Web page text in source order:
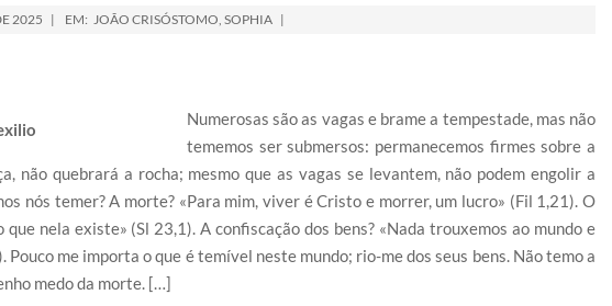
2025 EM: JOÃO CRISÓSTOMO, SOPHIA
Numerosas são as vagas e brame a tempestade, mas não
tememos ser submersos: permanecemos firmes sobre a
não quebrará a rocha; mesmo que as vagas se levantem, não podem engolir a
nós temer? A morte? «Para mim, viver é Cristo e morrer, um lucro» (Fil 1,21). O
nela existe» (Sl 23,1). A confiscação dos bens? «Nada trouxemos ao mundo e
Pouco me importa o que é temível neste mundo; rio-me dos seus bens. Não temo a
medo da morte. […]